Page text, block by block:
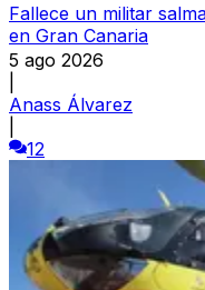
Fallece un militar
en Gran Canaria
5 ago 2026
Anass Álvarez
12